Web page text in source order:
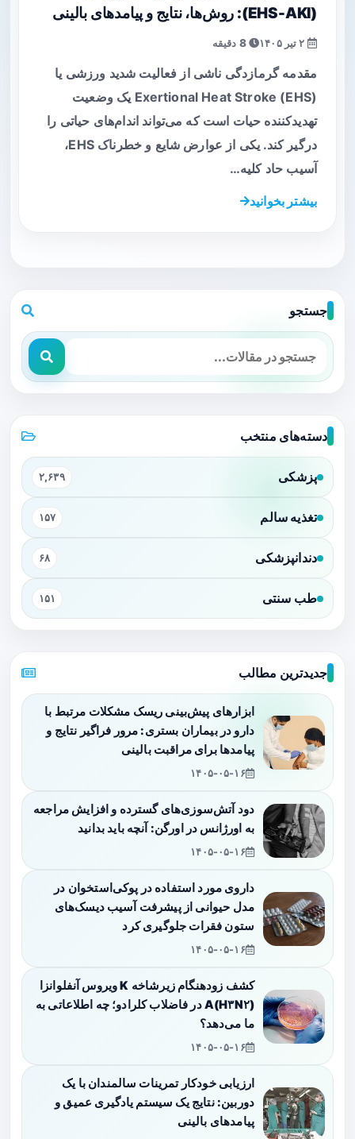
(EHS-AKI): روش‌ها، نتایج و پیامدهای بالینی
8 دقیقه
مقدمه گرمازدگی ناشی از فعالیت شدید ورزشی یا
Exertional Heat Stroke (EHS) یک وضعیت
تهدیدکننده حیات است که می‌تواند اندام‌های حیاتی را
درگیر کند. یکی از عوارض شایع و خطرناک EHS،
آسیب حاد کلیه…
بیشتر بخوانید
جستجو
دسته‌های منتخب
پزشکی ۲,۶۳۹
تغذیه سالم ۱۵۷
دندانپزشکی ۶۸
طب سنتی ۱۵۱
جدیدترین مطالب
ابزارهای پیش‌بینی ریسک مشکلات مرتبط با
دارو در بیماران بستری: مرور فراگیر نتایج و
پیامدها برای مراقبت بالینی
۱۴۰۵-۰۵-۱۶
دود آتش‌سوزی‌های گسترده و افزایش مراجعه
به اورژانس در اورگن: آنچه باید بدانید
۱۴۰۵-۰۵-۱۶
داروی مورد استفاده در پوکی‌استخوان در
مدل حیوانی از پیشرفت آسیب دیسک‌های
ستون فقرات جلوگیری کرد
۱۴۰۵-۰۵-۱۶
کشف زودهنگام زیرشاخه K ویروس آنفلوانزا
A(H۳N۲) در فاضلاب کلرادو؛ چه اطلاعاتی به
ما می‌دهد؟
۱۴۰۵-۰۵-۱۶
ارزیابی خودکار تمرینات سالمندان با یک
دوربین: نتایج یک سیستم یادگیری عمیق و
پیامدهای بالینی